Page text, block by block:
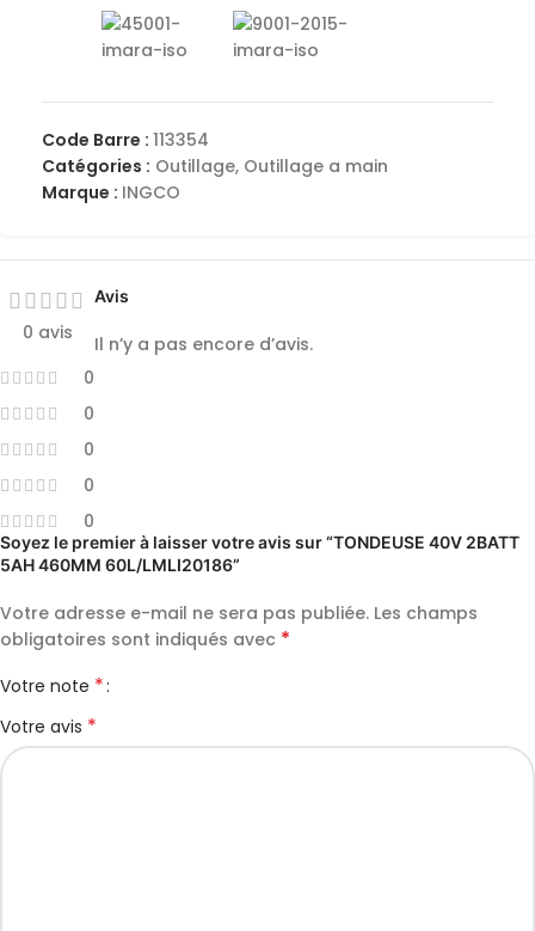
Code Barre : 113354
Catégories : Outillage, Outillage a main
Marque : INGCO
0 avis
0
0
0
0
0
Avis
Il n’y a pas encore d’avis.
Soyez le premier à laisser votre avis sur “TONDEUSE 40V 2BATT
5AH 460MM 60L/LMLI20186”
Votre adresse e-mail ne sera pas publiée. Les champs
obligatoires sont indiqués avec *
Votre note *
Votre avis *